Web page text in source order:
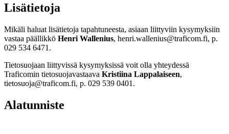
Lisätietoja
Mikäli haluat lisätietoja tapahtuneesta, asiaan liittyviin kysymyksiin
vastaa päällikkö Henri Wallenius, henri.wallenius@traficom.fi, p.
029 534 6471.
Tietosuojaan liittyvissä kysymyksissä voit olla yhteydessä
Traficomin tietosuojavastaava Kristiina Lappalaiseen,
tietosuoja@traficom.fi, p. 029 539 0401.
Alatunniste